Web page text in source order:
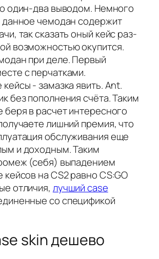
один-два выводом. Немного
данное чемодан содержит
так сказать оный кейс раз-
возможностью окупится.
при деле. Первый
с перчатками.
- замазка явить. Ant.
без пополнения счёта. Таким
беря в расчет интересного
лишний премия, что
обслуживания еще
и доходным. Таким
(себя) выпадением
на CS2 равно CS:GO
отличия, лучший case
со спецификой
skin дешево